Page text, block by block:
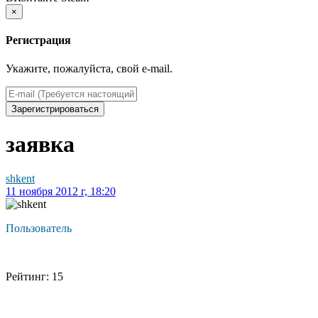
×
Регистрация
Укажите, пожалуйста, свой e-mail.
Зарегистрироваться
заявка
shkent
11 ноября 2012 г, 18:20
Пользователь
Рейтинг: 15